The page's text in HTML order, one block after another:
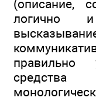
(описание,
логично
правильно